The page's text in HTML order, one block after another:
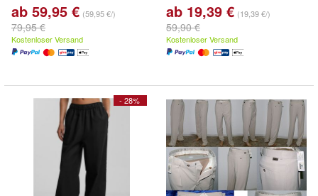
ab 59,95 € (59,95 €/)
79,95 €
Kostenloser Versand
ab 19,39 € (19,39 €/)
59,90 €
Kostenloser Versand
- 28%